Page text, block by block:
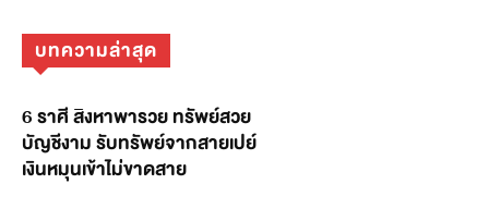
บทความล่าสุด
6 ราศี สิงหาพารวย ทรัพย์สวย
บัญชีงาม รับทรัพย์จากสายเปย์
เงินหมุนเข้าไม่ขาดสาย